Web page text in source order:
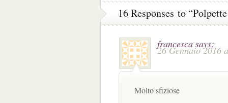
ricetta)
16 Responses to
francesca says:
26 Gennaio 2016
Molto sfiziose